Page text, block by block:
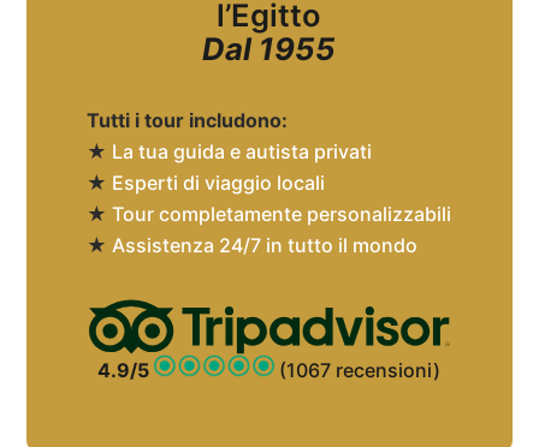
l’Egitto
Dal 1955
Tutti i tour includono:
★ La tua guida e autista privati
★ Esperti di viaggio locali
★Tour completamente personalizzabili
★ Assistenza 24/7 in tutto il mondo
4.9/5 (1067 recensioni)